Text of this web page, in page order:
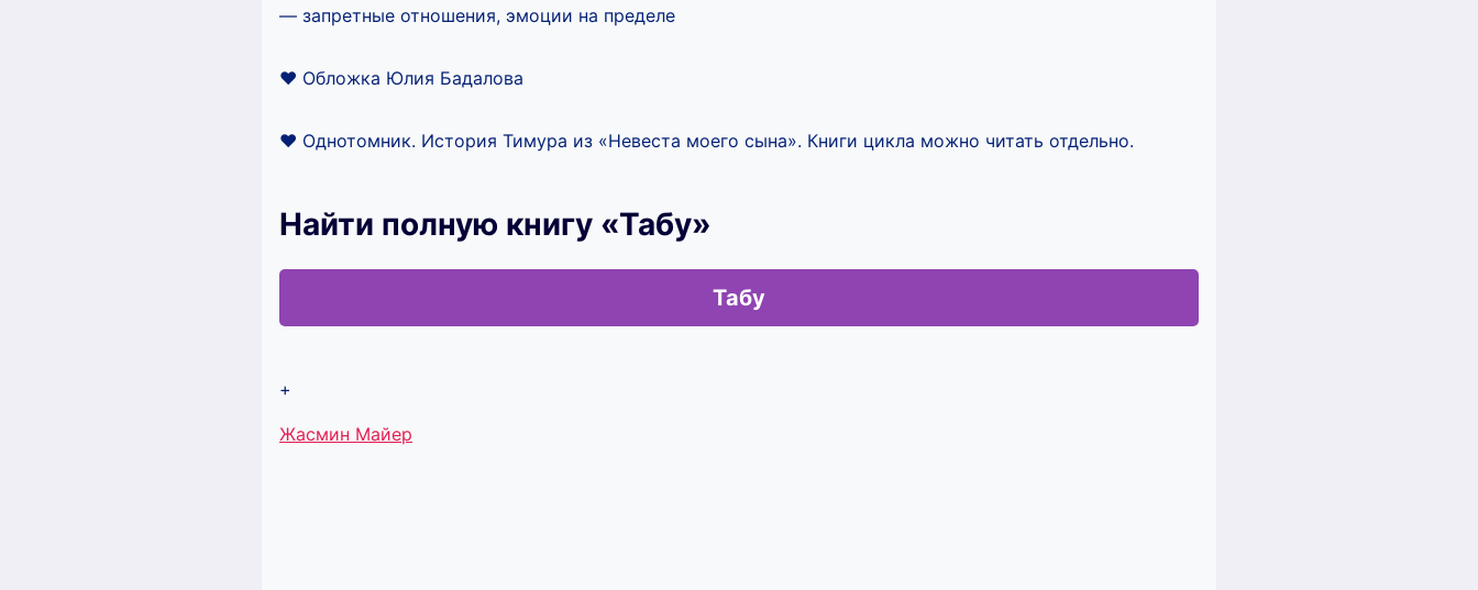
— запретные отношения, эмоции на пределе
♥ Обложка Юлия Бадалова
♥ Однотомник. История Тимура из «Невеста моего сына». Книги цикла можно читать отдельно.
Найти полную книгу «Табу»
Табу
+
Метки
Жасмин Майер